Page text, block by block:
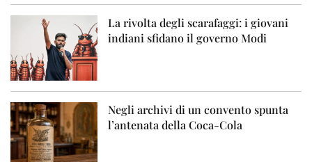
La rivolta degli scarafaggi: i giovani
indiani sfidano il governo Modi
Negli archivi di un convento spunta
l’antenata della Coca-Cola